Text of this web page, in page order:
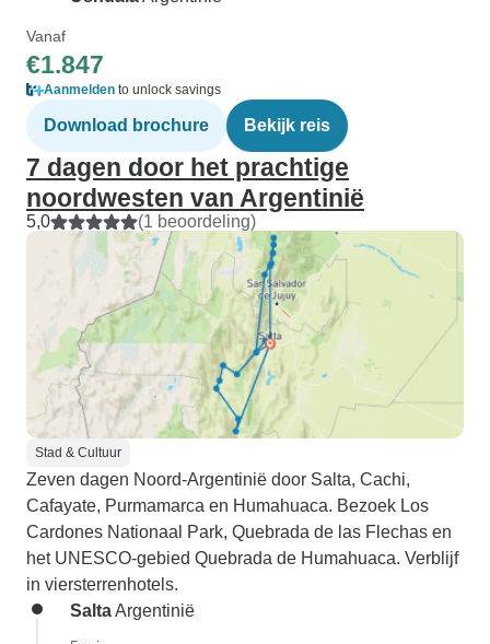
Vanaf
€1.847
Aanmelden to unlock savings
Download brochure Bekijk reis
7 dagen door het prachtige
noordwesten van Argentinië
5,0 (1 beoordeling)
Stad & Cultuur
Zeven dagen Noord-Argentinië door Salta, Cachi,
Cafayate, Purmamarca en Humahuaca. Bezoek Los
Cardones Nationaal Park, Quebrada de las Flechas en
het UNESCO-gebied Quebrada de Humahuaca. Verblijf
in viersterrenhotels.
SaltaArgentinië